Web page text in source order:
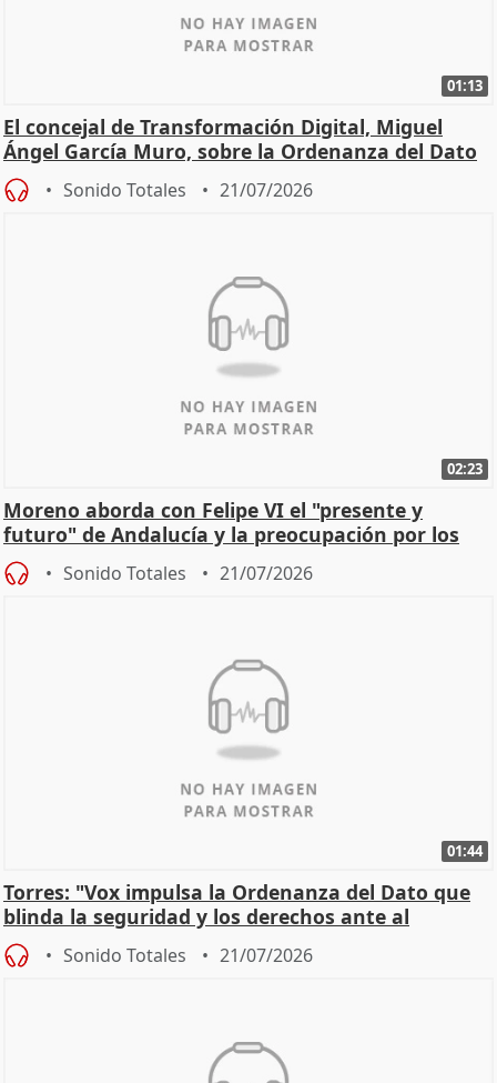
01:13
El concejal de Transformación Digital, Miguel
Ángel García Muro, sobre la Ordenanza del Dato
Sonido Totales 21/07/2026
02:23
Moreno aborda con Felipe VI el "presente y
futuro" de Andalucía y la preocupación por los
incendios
Sonido Totales 21/07/2026
01:44
Torres: "Vox impulsa la Ordenanza del Dato que
blinda la seguridad y los derechos ante al
control"
Sonido Totales 21/07/2026